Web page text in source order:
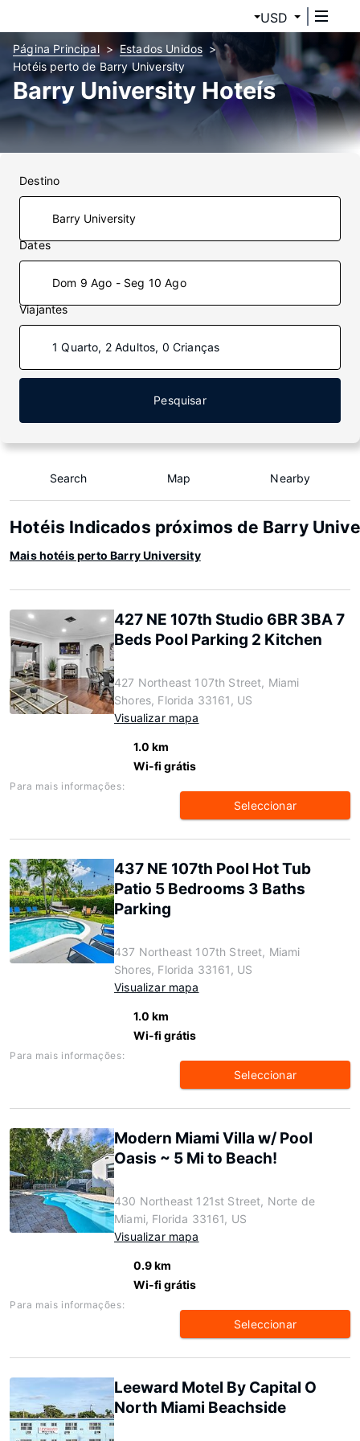
USD
Página Principal
Estados Unidos
Hotéis perto de Barry University
Barry University Hoteís
Destino
Dates
Dom 9 Ago - Seg 10 Ago
Viajantes
1 Quarto, 2 Adultos, 0 Crianças
Pesquisar
Search Map Nearby
Hotéis Indicados próximos de Barry
Mais hotéis perto Barry University
427 NE 107th Studio 6BR 3BA 7
Beds Pool Parking 2 Kitchen
427 Northeast 107th Street, Miami
Shores, Florida 33161, US
Visualizar mapa
1.0 km
Wi-fi grátis
Para mais informações:
Seleccionar
437 NE 107th Pool Hot Tub
Patio 5 Bedrooms 3 Baths
Parking
437 Northeast 107th Street, Miami
Shores, Florida 33161, US
Visualizar mapa
1.0 km
Wi-fi grátis
Para mais informações:
Seleccionar
Modern Miami Villa w/ Pool
Oasis ~ 5 Mi to Beach!
430 Northeast 121st Street, Norte de
Miami, Florida 33161, US
Visualizar mapa
0.9 km
Wi-fi grátis
Para mais informações:
Seleccionar
Leeward Motel By Capital O
North Miami Beachside